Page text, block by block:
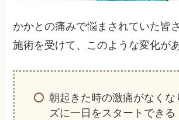
かかとの痛みで悩まされていた皆
施術を受けて、このような変化が
朝起きた時の激痛がなくな
ズに一日をスタートできる